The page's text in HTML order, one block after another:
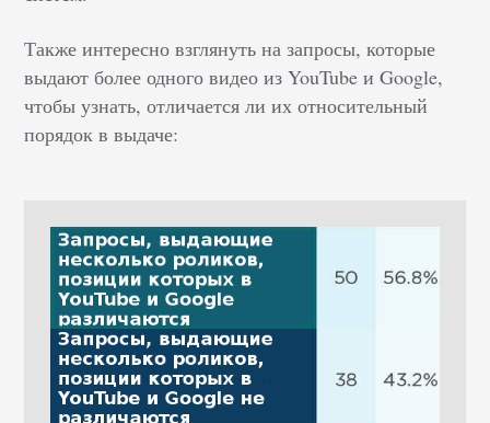
Также интересно взглянуть на запросы, которые
выдают более одного видео из YouTube и Google,
чтобы узнать, отличается ли их относительный
порядок в выдаче: